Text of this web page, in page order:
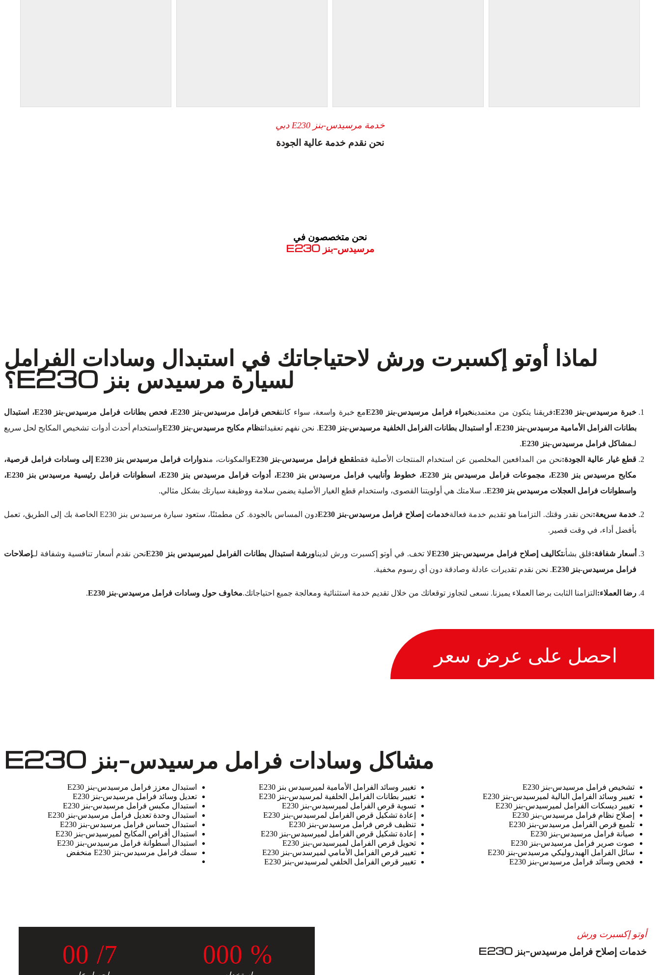
خدمة مرسيدس-بنز E230 دبي
نحن نقدم خدمة عالية الجودة
نحن متخصصون في
مرسيدس-بنز E230
لماذا أوتو إكسبرت ورش لاحتياجاتك في استبدال وسادات الفرامل
لسيارة مرسيدس بنز E230؟
خبرة مرسيدس-بنز E230: فريقنا يتكون من معتمدينخبراء فرامل مرسيدس-بنز E230 مع خبرة واسعة، سواء كانت
فحص فرامل مرسيدس-بنز E230، فحص بطانات فرامل مرسيدس-بنز E230، استبدال
بطانات الفرامل الأمامية مرسيدس-بنز E230، أو استبدال بطانات الفرامل الخلفية مرسيدس-بنز E230
. نحن نفهم تعقيداتنظام مكابح مرسيدس-بنز E230
واستخدام أحدث أدوات تشخيص المكابح لحل سريع
لـمشاكل فرامل مرسيدس-بنز E230
.
قطع غيار عالية الجودة:نحن من المدافعين المخلصين عن استخدام المنتجات الأصلية فقطقطع فرامل مرسيدس-بنز E230 والمكونات، من
دوارات فرامل مرسيدس بنز E230 إلى وسادات فرامل قرصية،
مكابح مرسيدس بنز E230، مجموعات فرامل مرسيدس بنز E230، خطوط وأنابيب فرامل مرسيدس بنز E230، أدوات فرامل مرسيدس بنز E230، اسطوانات فرامل رئيسية مرسيدس بنز E230،
واسطوانات فرامل العجلات مرسيدس بنز E230.
. سلامتك هي أولويتنا القصوى، واستخدام قطع الغيار الأصلية يضمن سلامة ووظيفة سيارتك بشكل مثالي.
خدمة سريعة:نحن نقدر وقتك. التزامنا هو تقديم خدمة فعالةخدمات إصلاح فرامل مرسيدس-بنز E230
دون المساس بالجودة. كن مطمئنًا، ستعود سيارة مرسيدس بنز E230 الخاصة بك إلى الطريق، تعمل
بأفضل أداء، في وقت قصير.
أسعار شفافة:قلق بشأنتكاليف إصلاح فرامل مرسيدس-بنز E230 لا تخف. في أوتو إكسبرت ورش لديناورشة استبدال بطانات الفرامل لميرسيدس بنز E230 نحن نقدم أسعار تنافسية وشفافة لـإصلاحات
فرامل مرسيدس-بنز E230
. نحن نقدم تقديرات عادلة وصادقة دون أي رسوم مخفية.
رضا العملاء: التزامنا الثابت برضا العملاء يميزنا. نسعى لتجاوز توقعاتك من خلال تقديم خدمة استثنائية ومعالجة جميع احتياجاتك.مخاوف حول وسادات فرامل مرسيدس-بنز E230 .
احصل على عرض سعر
مشاكل وسادات فرامل مرسيدس-بنز E230
تشخيص فرامل مرسيدس-بنز E230
تغيير وسائد الفرامل البالية لميرسيدس-بنز E230
تغيير ديسكات الفرامل لميرسيدس-بنز E230
إصلاح نظام فرامل مرسيدس-بنز E230
تلميع قرص الفرامل مرسيدس-بنز E230
صيانة فرامل مرسيدس-بنز E230
صوت صرير فرامل مرسيدس-بنز E230
سائل الفرامل الهيدروليكي مرسيدس-بنز E230
فحص وسائد فرامل مرسيدس-بنز E230
تغيير وسائد الفرامل الأمامية لميرسيدس بنز E230
تغيير بطانات الفرامل الخلفية لمرسيدس-بنز E230
تسوية قرص الفرامل لميرسيدس-بنز E230
إعادة تشكيل قرص الفرامل لمرسيدس-بنز E230
تنظيف قرص فرامل مرسيدس-بنز E230
إعادة تشكيل قرص الفرامل لميرسيدس-بنز E230
تحويل قرص الفرامل لميرسيدس-بنز E230
تغيير قرص الفرامل الأمامي لميرسدس-بنز E230
تغيير قرص الفرامل الخلفي لمرسيدس-بنز E230
استبدال معزز فرامل مرسيدس-بنز E230
تعديل وسائد فرامل مرسيدس-بنز E230
استبدال مكبس فرامل مرسيدس-بنز E230
استبدال وحدة تعديل فرامل مرسيدس-بنز E230
استبدال حساس فرامل مرسيدس-بنز E230
استبدال أقراص المكابح لميرسيدس-بنز E230
استبدال أسطوانة فرامل مرسيدس-بنز E230
سمك فرامل مرسيدس-بنز E230 منخفض
أوتو إكسبرت ورش
خدمات إصلاح فرامل مرسيدس-بنز E230 000 %
00 /7